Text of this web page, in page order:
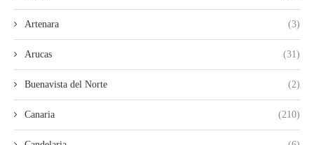
Artenara (3)
Arucas (31)
Buenavista del Norte (2)
Canaria (210)